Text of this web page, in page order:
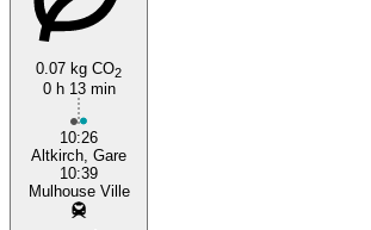
0.07 kg CO2
0 h 13 min
10:26
Altkirch, Gare
10:39
Mulhouse Ville